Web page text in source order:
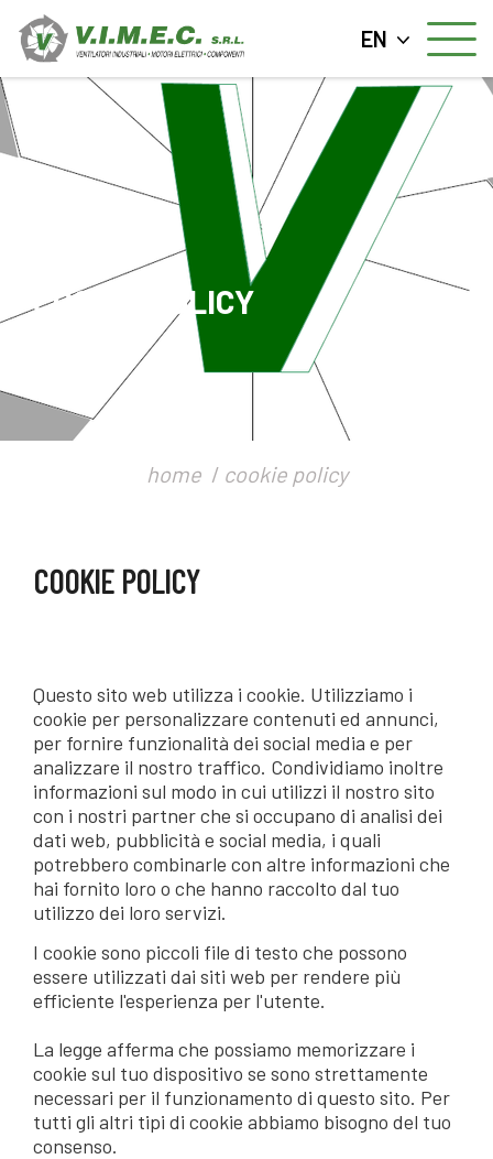
EN
COOKIE POLICY
home cookie policy
COOKIE POLICY
Questo sito web utilizza i cookie. Utilizziamo i
cookie per personalizzare contenuti ed annunci,
per fornire funzionalità dei social media e per
analizzare il nostro traffico. Condividiamo inoltre
informazioni sul modo in cui utilizzi il nostro sito
con i nostri partner che si occupano di analisi dei
dati web, pubblicità e social media, i quali
potrebbero combinarle con altre informazioni che
hai fornito loro o che hanno raccolto dal tuo
utilizzo dei loro servizi.
I cookie sono piccoli file di testo che possono
essere utilizzati dai siti web per rendere più
efficiente l'esperienza per l'utente.
La legge afferma che possiamo memorizzare i
cookie sul tuo dispositivo se sono strettamente
necessari per il funzionamento di questo sito. Per
tutti gli altri tipi di cookie abbiamo bisogno del tuo
consenso.